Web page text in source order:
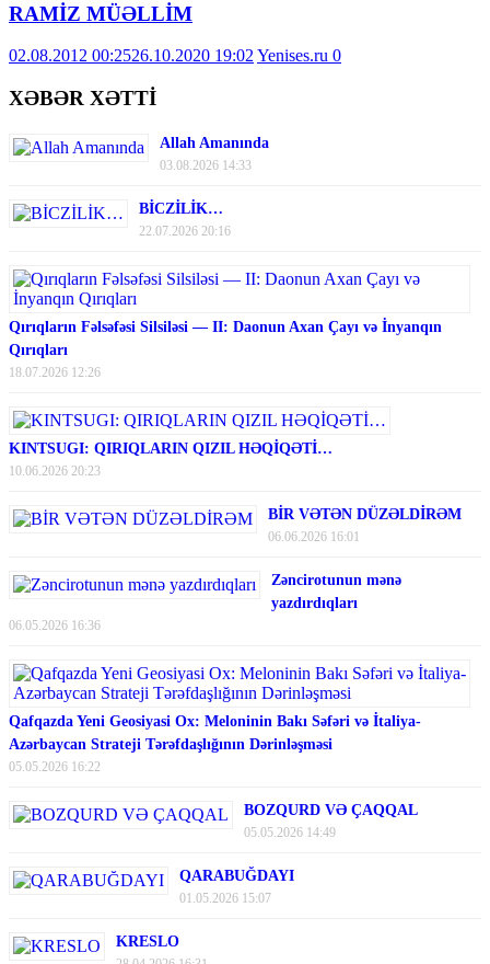
RAMİZ MÜƏLLİM
02.08.2012 00:2526.10.2020 19:02 Yenises.ru 0
XƏBƏR XƏTTİ
Allah Amanında
03.08.2026 14:33
BİCZİLİK…
22.07.2026 20:16
Qırıqların Fəlsəfəsi Silsiləsi — II: Daonun Axan Çayı və İnyanqın
Qırıqları
18.07.2026 12:26
KINTSUGI: QIRIQLARIN QIZIL HƏQİQƏTİ…
10.06.2026 20:23
BİR VƏTƏN DÜZƏLDİRƏM
06.06.2026 16:01
Zəncirotunun mənə
yazdırdıqları
06.05.2026 16:36
Qafqazda Yeni Geosiyasi Ox: Meloninin Bakı Səfəri və İtaliya-
Azərbaycan Strateji Tərəfdaşlığının Dərinləşməsi
05.05.2026 16:22
BOZQURD VƏ ÇAQQAL
05.05.2026 14:49
QARABUĞDAYI
01.05.2026 15:07
KRESLO